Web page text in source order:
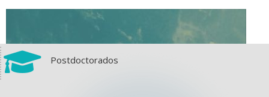
 Postdoctorados